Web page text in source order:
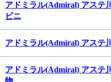
アドミラル(Admiral) アステ
ビニ
アドミラル(Admiral) アステ
アドミラル(Admiral) アステ